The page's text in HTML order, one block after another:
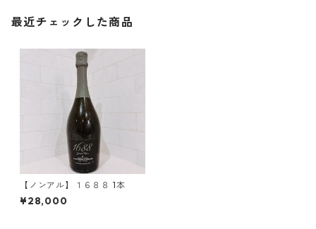
最近チェックした商品
【ノンアル】１６８８ 1本
¥28,000